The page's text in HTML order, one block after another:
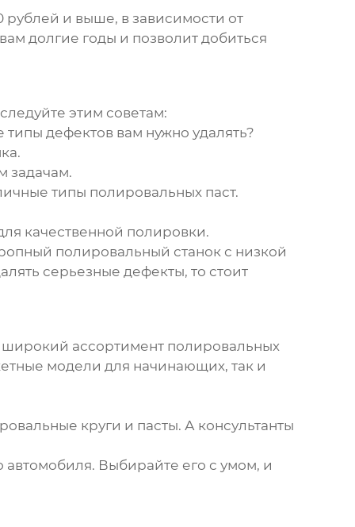
рублей и выше, в зависимости от
долгие годы и позволит добиться
этим советам:
дефектов вам нужно удалять?
задачам.
типы полировальных паст.
качественной полировки.
полировальный станок с низкой
серьезные дефекты, то стоит
ассортимент полировальных
модели для начинающих, так и
круги и пасты. А консультанты
Выбирайте его с умом, и